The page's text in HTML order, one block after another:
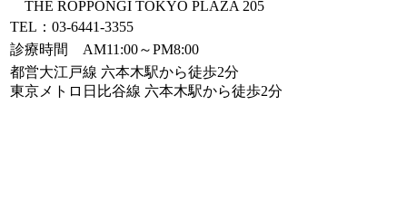
THE ROPPONGI TOKYO PLAZA 205
TEL：03-6441-3355
診療時間 AM11:00～PM8:00
都営大江戸線 六本木駅から徒歩2分
東京メトロ日比谷線 六本木駅から徒歩2分